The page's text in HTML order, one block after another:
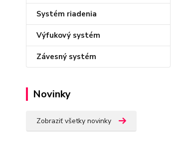
Systém riadenia
Výfukový systém
Závesný systém
Novinky
Zobraziť všetky novinky